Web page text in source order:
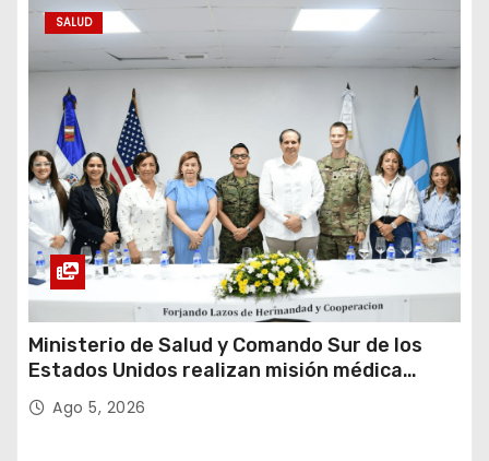
SALUD
Ministerio de Salud y Comando Sur de los
Estados Unidos realizan misión médica
Amistad 2026 en La Vega
Ago 5, 2026